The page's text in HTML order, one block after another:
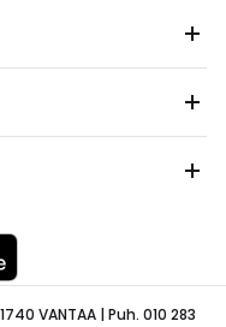
VANTAA | Puh. 010 283